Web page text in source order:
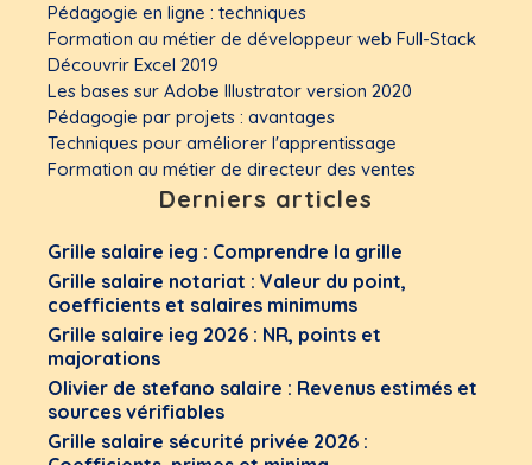
Pédagogie en ligne : techniques
Formation au métier de développeur web Full-Stack
Découvrir Excel 2019
Les bases sur Adobe Illustrator version 2020
Pédagogie par projets : avantages
Techniques pour améliorer l'apprentissage
Formation au métier de directeur des ventes
Derniers articles
Grille salaire ieg : Comprendre la grille
Grille salaire notariat : Valeur du point,
coefficients et salaires minimums
Grille salaire ieg 2026 : NR, points et
majorations
Olivier de stefano salaire : Revenus estimés et
sources vérifiables
Grille salaire sécurité privée 2026 :